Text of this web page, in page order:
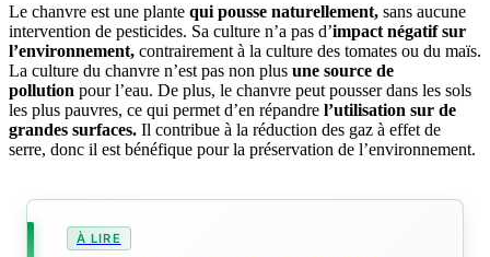
Le chanvre est une plante qui pousse naturellement, sans aucune
intervention de pesticides. Sa culture n’a pas d’impact négatif sur
l’environnement, contrairement à la culture des tomates ou du maïs.
La culture du chanvre n’est pas non plus une source de
pollution pour l’eau. De plus, le chanvre peut pousser dans les sols
les plus pauvres, ce qui permet d’en répandre l’utilisation sur de
grandes surfaces. Il contribue à la réduction des gaz à effet de
serre, donc il est bénéfique pour la préservation de l’environnement.